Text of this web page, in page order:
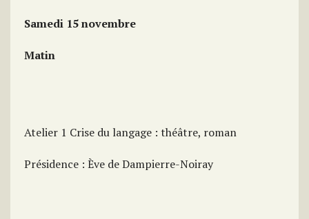
Samedi 15 novembre
Matin
Atelier 1 Crise du langage : théâtre, roman
Présidence : Ève de Dampierre-Noiray